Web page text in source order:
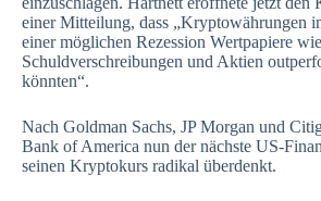
einer Mitteilung, dass „Kryptowährungen
einer möglichen Rezession Wertpapiere wie
Schuldverschreibungen und Aktien
könnten“.
Nach Goldman Sachs, JP Morgan und
Bank of America nun der nächste US-
seinen Kryptokurs radikal überdenkt.